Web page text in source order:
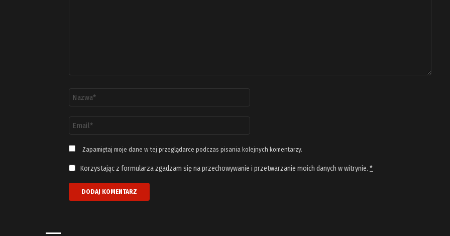
email
*
Zapamiętaj moje dane w tej przeglądarce podczas pisania kolejnych komentarzy.
Korzystając z formularza zgadzam się na przechowywanie i przetwarzanie moich danych w witrynie. *